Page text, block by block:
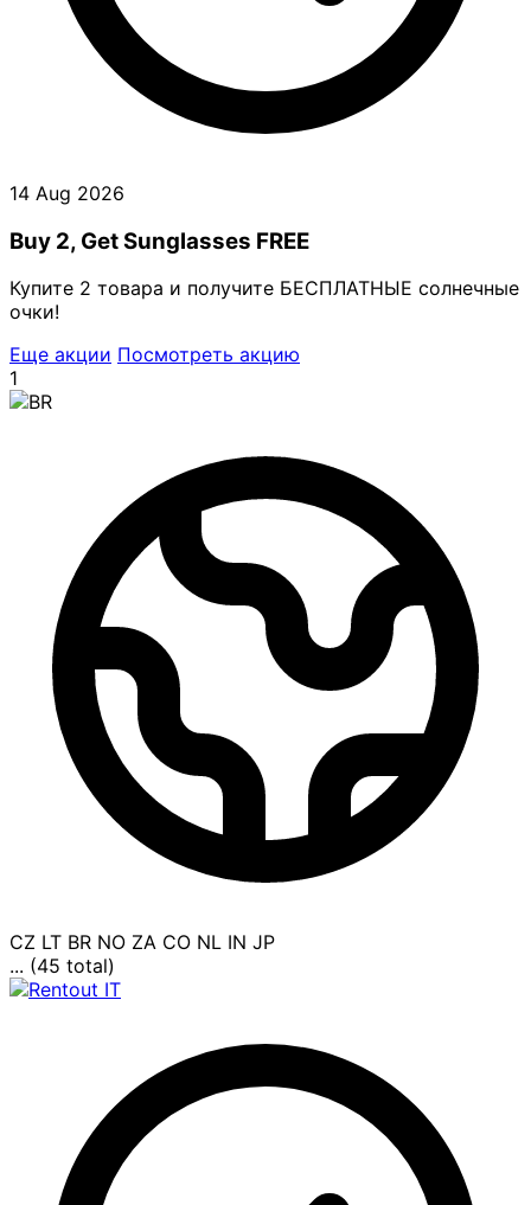
14 Aug 2026
Buy 2, Get Sunglasses FREE
Купите 2 товара и получите БЕСПЛАТНЫЕ солнечные
очки!
Еще акции Посмотреть акцию
1
CZ LT BR NO ZA CO NL IN JP
... (45 total)